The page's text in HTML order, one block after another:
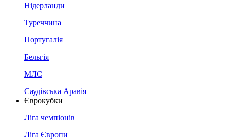
Нідерланди
Туреччина
Португалія
Бельгія
МЛС
Саудівська Аравія
Єврокубки
Ліга чемпіонів
Ліга Європи